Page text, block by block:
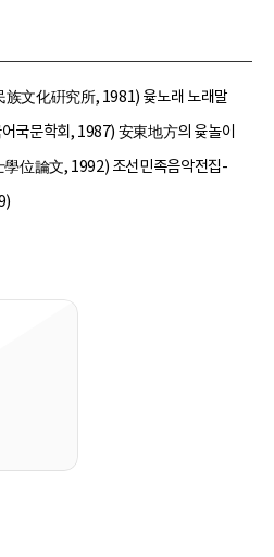
文化硏究所, 1981) 윷노래 노래말
국문학회, 1987) 安東地方의 윷놀이
位論文, 1992) 조선민족음악전집-